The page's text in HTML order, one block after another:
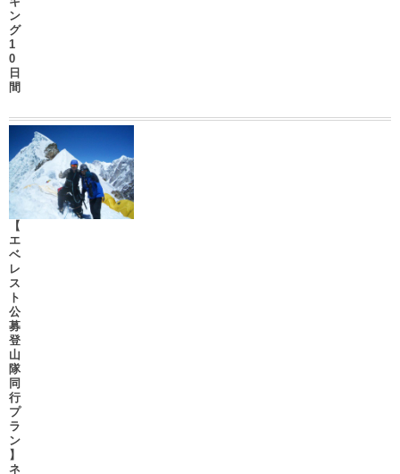
ン
グ
1
0
日
間
【
エ
ベ
レ
ス
ト
公
募
登
山
隊
同
行
プ
ラ
ン
】
ネ